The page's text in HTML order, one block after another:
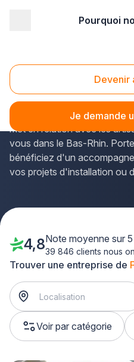
Pourquoi
Devenir
Je demande
Fermetures Erstein
Vous recherchezun
fermetures à Erstein? La
met en relation avec les
vous dans le Bas-Rhin.
bénéficiez d'un
vos projets d'installation ou
Trouver une entreprise de
Voir par catégorie
4,8Note moyenne sur
39 846 clients nous